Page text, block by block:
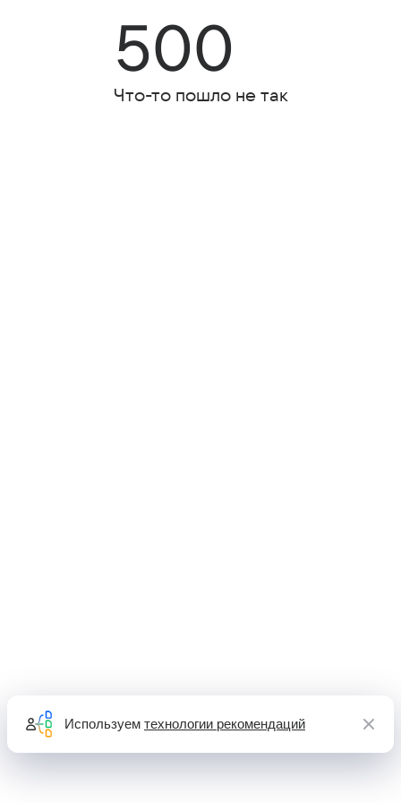
500
Что-то пошло не так
Используем технологии рекомендаций